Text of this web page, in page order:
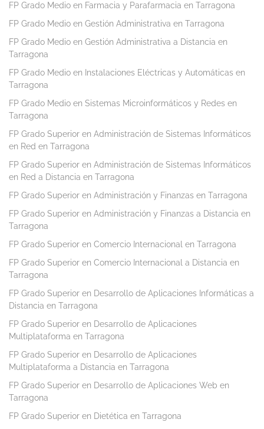
FP Grado Medio en Farmacia y Parafarmacia en Tarragona
FP Grado Medio en Gestión Administrativa en Tarragona
FP Grado Medio en Gestión Administrativa a Distancia en
Tarragona
FP Grado Medio en Instalaciones Eléctricas y Automáticas en
Tarragona
FP Grado Medio en Sistemas Microinformáticos y Redes en
Tarragona
FP Grado Superior en Administración de Sistemas Informáticos
en Red en Tarragona
FP Grado Superior en Administración de Sistemas Informáticos
en Red a Distancia en Tarragona
FP Grado Superior en Administración y Finanzas en Tarragona
FP Grado Superior en Administración y Finanzas a Distancia en
Tarragona
FP Grado Superior en Comercio Internacional en Tarragona
FP Grado Superior en Comercio Internacional a Distancia en
Tarragona
FP Grado Superior en Desarrollo de Aplicaciones Informáticas a
Distancia en Tarragona
FP Grado Superior en Desarrollo de Aplicaciones
Multiplataforma en Tarragona
FP Grado Superior en Desarrollo de Aplicaciones
Multiplataforma a Distancia en Tarragona
FP Grado Superior en Desarrollo de Aplicaciones Web en
Tarragona
FP Grado Superior en Dietética en Tarragona